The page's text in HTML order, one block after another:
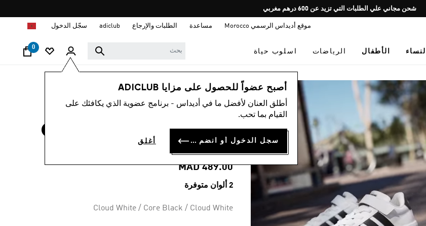
Pause
promotion
شحن مجاني علي الطلبات التي تزيد عن 600 درهم مغربي
موقع أديداس الرسمي Morocco مساعدة الطلبات والإرجاع adiclub سجّل الدخول
النساء الأطفال الرياضات اسلوب حياة
0
أصبح عضواً للحصول على مزايا ADICLUB
أطلق العنان لأفضل ما في أديداس - برنامج عضوية الذي يكافئك على
القيام بما تحب.
سجل الدخول أو انضم الآن أغلق
الأطفال أحذية
التقييم
هو
4.9
نفس
4.9 (80)
حذاء GRAND COURT
3.0 للأطفال
MAD 489.00
2 ألوان متوفرة
Cloud White / Core Black / Cloud White